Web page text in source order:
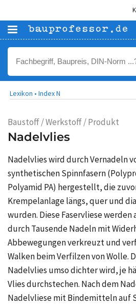
Lexikon • Index N
Baustoff / Werkstoff / Produkt
Nadelvlies
Nadelvlies wird durch Vernadeln
synthetischen Spinnfasern
Polyamid PA) hergestellt, die
Krempelanlage längs, quer und
wurden. Diese Faservliese
durch Tausende Nadeln mit
Abbewegungen verkreuzt und
Walken beim Verfilzen von Wolle.
Nadelvlies umso dichter wird, je
Vlies durchstechen. Nach dem
Nadelvliese mit Bindemitteln auf